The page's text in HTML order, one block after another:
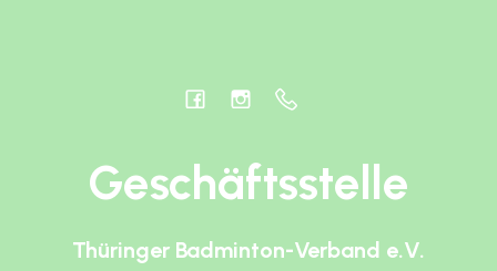
Geschäftsstelle
Thüringer Badminton-Verband e.V.